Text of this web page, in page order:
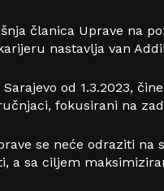
članica Uprave na
nastavlja van
od 1.3.2023,
fokusirani na
se neće odraziti
a sa ciljem